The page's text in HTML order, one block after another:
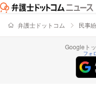
弁護士ドットコム 民事
Googleト
フォ